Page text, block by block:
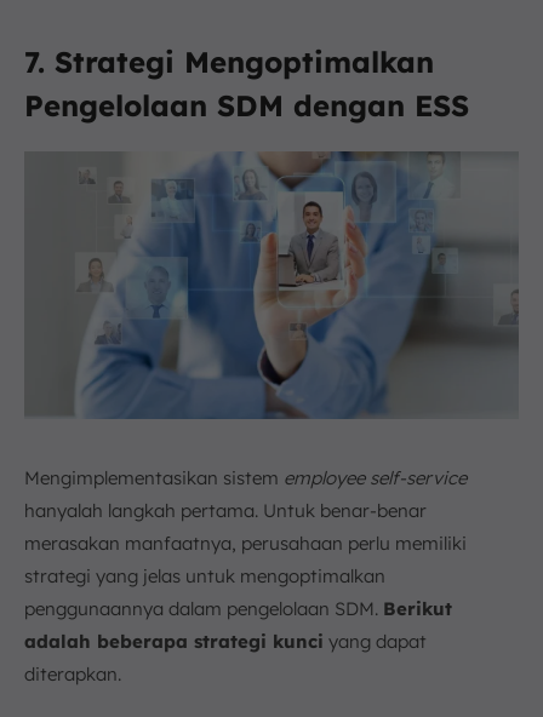
7. Strategi Mengoptimalkan
Pengelolaan SDM dengan ESS
Mengimplementasikan sistem employee self-service
hanyalah langkah pertama. Untuk benar-benar
merasakan manfaatnya, perusahaan perlu memiliki
strategi yang jelas untuk mengoptimalkan
penggunaannya dalam pengelolaan SDM. Berikut
adalah beberapa strategi kunci yang dapat
diterapkan.